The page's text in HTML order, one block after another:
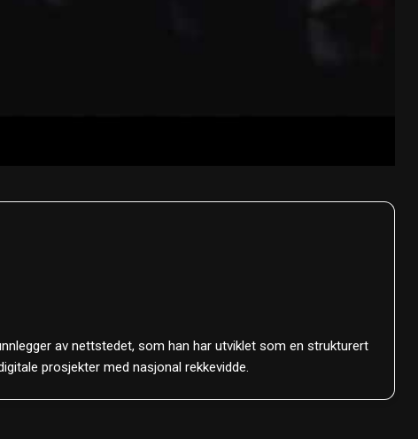
av nettstedet, som han har utviklet som en strukturert
prosjekter med nasjonal rekkevidde.